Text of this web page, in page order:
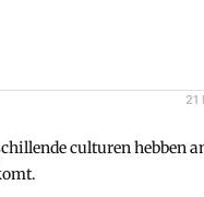
21
culturen hebben